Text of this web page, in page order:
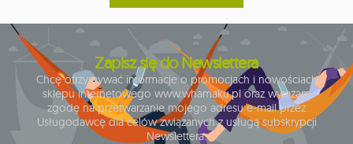
Zapisz się do Newslettera
Chcę otrzymywać informacje o promocjach i nowościach
sklepu internetowego www.whamaku.pl oraz wyrażam
zgodę na przetwarzanie mojego adresu e-mail przez
Usługodawcę dla celów związanych z usługą subskrypcji
Newslettera.